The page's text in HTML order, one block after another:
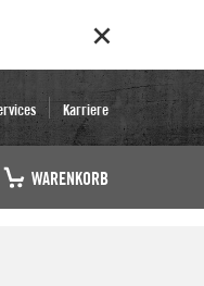
Karriere
WARENKORB